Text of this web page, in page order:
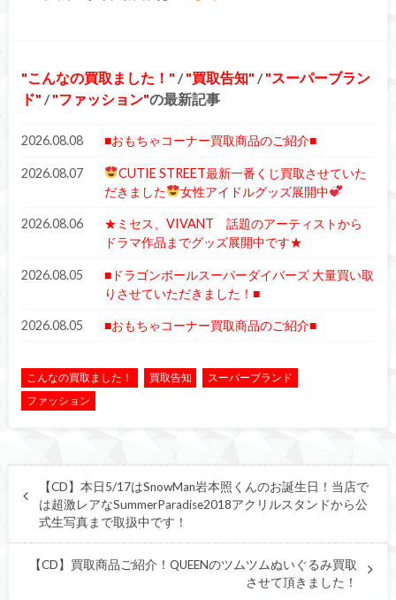
こんなの買取ました！ / 買取告知 / スーパーブラン
ド
/ ファッション の最新記事
2026.08.08 ■おもちゃコーナー買取商品のご紹介■
2026.08.07
CUTIE STREET最新一番くじ買取させていた
だきました
女性アイドルグッズ展開中
2026.08.06
★ミセス、VIVANT 話題のアーティストから
ドラマ作品までグッズ展開中です★
2026.08.05
■ドラゴンボールスーパーダイバーズ 大量買い取
りさせていただきました！■
2026.08.05 ■おもちゃコーナー買取商品のご紹介■
こんなの買取ました！ 買取告知
スーパーブランド
ファッション
【CD】本日5/17はSnowMan岩本照くんのお誕生日！当店で
は超激レアなSummerParadise2018アクリルスタンドから公
式生写真まで取扱中です！
【CD】買取商品ご紹介！QUEENのツムツムぬいぐるみ買取
させて頂きました！